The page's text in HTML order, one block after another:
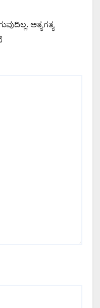
ಅತ್ಯಗತ್ಯ